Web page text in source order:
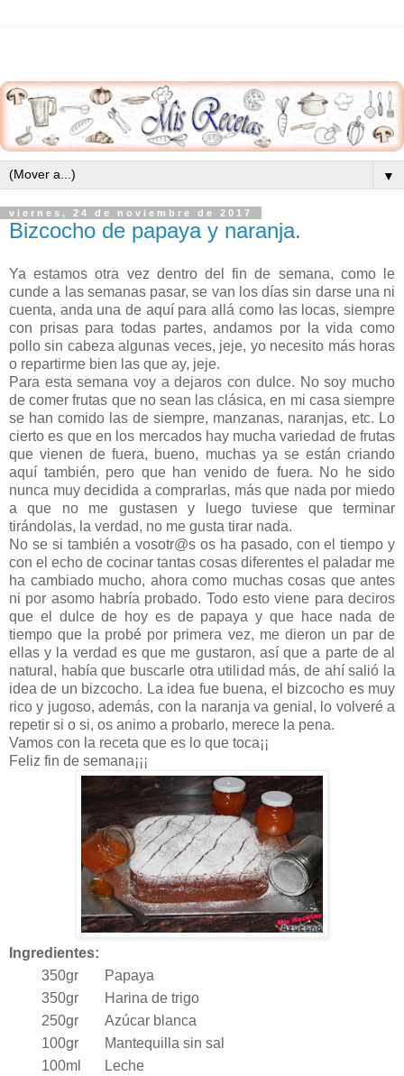
▼
viernes, 24 de noviembre de 2017
Bizcocho de papaya y naranja.
Ya estamos otra vez dentro del fin de semana, como le
cunde a las semanas pasar, se van los días sin darse una ni
cuenta, anda una de aquí para allá como las locas, siempre
con prisas para todas partes, andamos por la vida como
pollo sin cabeza algunas veces, jeje, yo necesito más horas
o repartirme bien las que ay, jeje.
Para esta semana voy a dejaros con dulce. No soy mucho
de comer frutas que no sean las clásica, en mi casa siempre
se han comido las de siempre, manzanas, naranjas, etc. Lo
cierto es que en los mercados hay mucha variedad de frutas
que vienen de fuera, bueno, muchas ya se están criando
aquí también, pero que han venido de fuera. No he sido
nunca muy decidida a comprarlas, más que nada por miedo
a que no me gustasen y luego tuviese que terminar
tirándolas, la verdad, no me gusta tirar nada.
No se si también a vosotr@s os ha pasado, con el tiempo y
con el echo de cocinar tantas cosas diferentes el paladar me
ha cambiado mucho, ahora como muchas cosas que antes
ni por asomo habría probado. Todo esto viene para deciros
que el dulce de hoy es de papaya y que hace nada de
tiempo que la probé por primera vez, me dieron un par de
ellas y la verdad es que me gustaron, así que a parte de al
natural, había que buscarle otra utilidad más, de ahí salió la
idea de un bizcocho. La idea fue buena, el bizcocho es muy
rico y jugoso, además, con la naranja va genial, lo volveré a
repetir si o si, os animo a probarlo, merece la pena.
Vamos con la receta que es lo que toca¡¡
Feliz fin de semana¡¡¡
Ingredientes:
350gr
Papaya
350gr
Harina de trigo
250gr
Azúcar blanca
100gr
Mantequilla sin sal
100ml
Leche